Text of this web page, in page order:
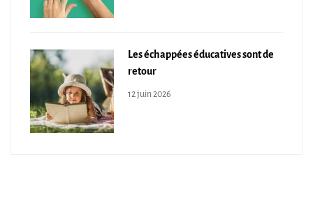
Les échappées éducatives sont de
retour
12 juin 2026